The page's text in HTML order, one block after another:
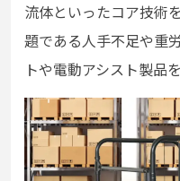
流体といったコア技術
題である人手不足や重
トや電動アシスト製品